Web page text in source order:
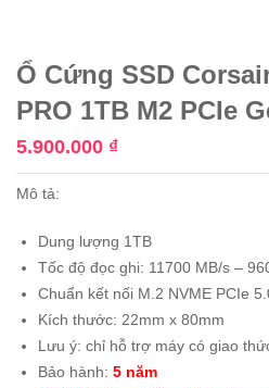
Ổ Cứng SSD
PRO 1TB M2 PCIe
5.900.000 ₫
Mô tả:
Dung lượng 1TB
Tốc độ đọc ghi: 11700 MB/s –
Chuẩn kết nối M.2 NVME PCIe
Kích thước: 22mm x 80mm
Lưu ý: chỉ hỗ trợ máy có giao
Bảo hành: 5 năm